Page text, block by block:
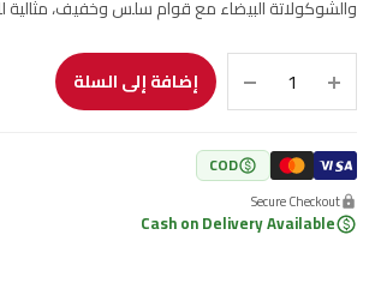
والشوكولاتة البيضاء مع قوام سلس وخفيف، مثالية
إضافة إلى السلة
COD
Secure Checkout
Cash on Delivery Available